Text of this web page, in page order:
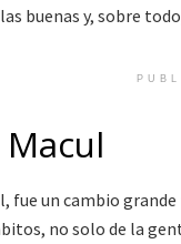
buenas y, sobre
fue un cambio
no solo de la